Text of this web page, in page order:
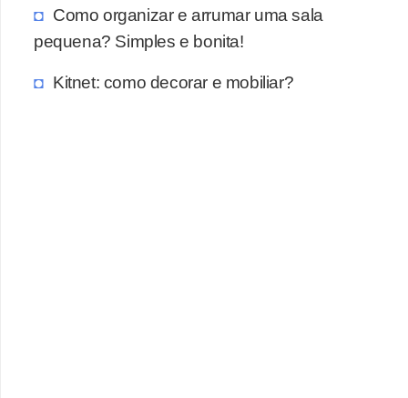
Como organizar e arrumar uma sala
pequena? Simples e bonita!
Kitnet: como decorar e mobiliar?